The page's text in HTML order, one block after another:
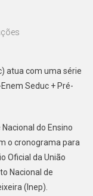
atua com uma série
Seduc + Pré-
do Ensino
o cronograma para
Oficial da União
Nacional de
(Inep).